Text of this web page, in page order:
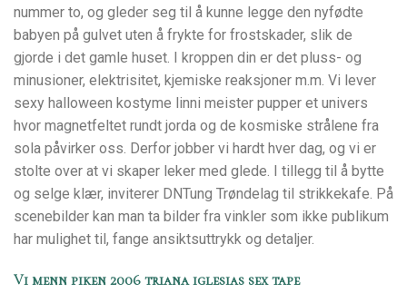
nummer to, og gleder seg til å kunne legge den nyfødte
babyen på gulvet uten å frykte for frostskader, slik de
gjorde i det gamle huset. I kroppen din er det pluss- og
minusioner, elektrisitet, kjemiske reaksjoner m.m. Vi lever
sexy halloween kostyme linni meister pupper et univers
hvor magnetfeltet rundt jorda og de kosmiske strålene fra
sola påvirker oss. Derfor jobber vi hardt hver dag, og vi er
stolte over at vi skaper leker med glede. I tillegg til å bytte
og selge klær, inviterer DNTung Trøndelag til strikkekafe. På
scenebilder kan man ta bilder fra vinkler som ikke publikum
har mulighet til, fange ansiktsuttrykk og detaljer.
Vi menn piken 2006 triana iglesias sex tape